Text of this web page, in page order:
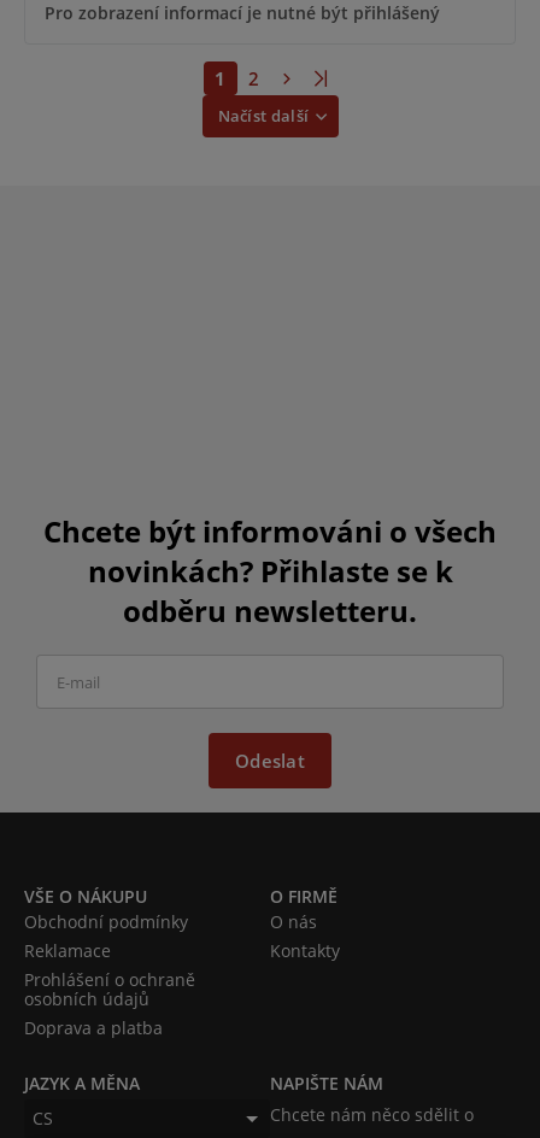
Pro zobrazení informací je nutné být přihlášený
Načíst další
1 2
Chcete být informováni o všech
novinkách? Přihlaste se k
odběru newsletteru.
Odeslat
VŠE O NÁKUPU
Obchodní podmínky
Reklamace
Prohlášení o ochraně
osobních údajů
Doprava a platba
O FIRMĚ
O nás
Kontakty
JAZYK A MĚNA
CS
NAPIŠTE NÁM
Chcete nám něco sdělit o